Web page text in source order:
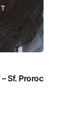
Sf. Proroc